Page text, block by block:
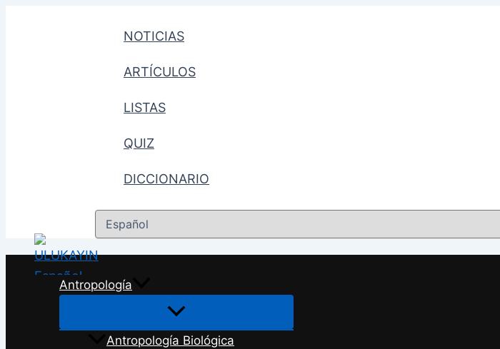
NOTICIAS
ARTÍCULOS
LISTAS
QUIZ
DICCIONARIO
Elegir
Antropología
Antropología Biológica